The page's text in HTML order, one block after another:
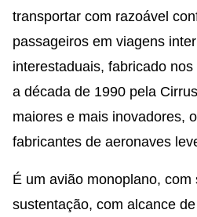
transportar com razoável
passageiros em viagens
interestaduais, fabricado
a década de 1990 pela
maiores e mais inovadores,
fabricantes de aeronaves
É um avião monoplano,
sustentação, com alcance